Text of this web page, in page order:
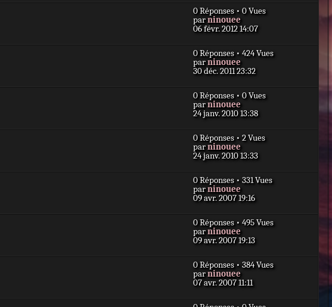
e
e
s
s
a
e
i
e
r
e
s
s
a
e
0 Réponses • 0 Vues
D
e
i
e
r
e
s
s
a
e
parninouee
06 févr. 2012 14:07
0 Réponses • 424 Vues
D
e
i
e
r
e
s
s
a
e
parninouee
30 déc. 2011 23:32
0 Réponses • 0 Vues
D
e
i
e
r
e
s
s
a
e
parninouee
24 janv. 2010 13:38
0 Réponses • 2 Vues
D
e
i
e
r
e
s
s
a
e
parninouee
24 janv. 2010 13:33
0 Réponses • 331 Vues
D
e
i
e
r
e
s
s
a
e
parninouee
09 avr. 2007 19:16
0 Réponses • 495 Vues
D
e
i
e
r
e
parninouee
09 avr. 2007 19:13
0 Réponses • 384 Vues
D
e
parninouee
07 avr. 2007 11:11